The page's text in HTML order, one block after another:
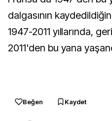
dalgasının
1947-2011 yıllarında,
2011'den bu yana
Beğen Kaydet